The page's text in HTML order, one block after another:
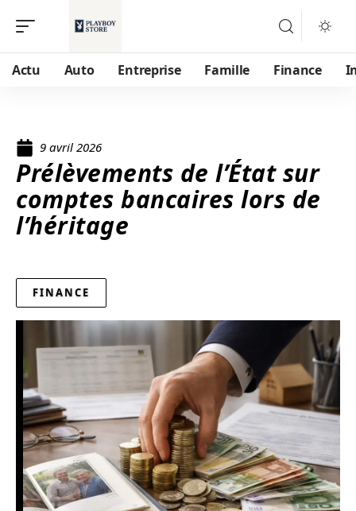
Actu Auto Entreprise Famille Finance
9 avril 2026
Prélèvements de l’État sur
comptes bancaires lors de
l’héritage
FINANCE